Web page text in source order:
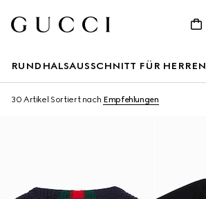
RUNDHALSAUSSCHNITT FÜR HERREN
30 Artikel Sortiert nach Empfehlungen